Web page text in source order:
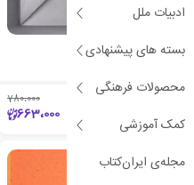
ادبیات ملل
بسته های پیشنهادی
محصولات فرهنگی
کمک آموزشی
مجله‌ی ایران‌کتاب
ناخودآگاه سیاسی
780،000
663،000